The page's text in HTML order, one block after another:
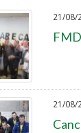
21/08/
21/08/